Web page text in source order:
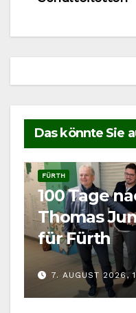
Das könnte Sie
FÜRTH
100 Tage
Thomas
für Fürth
7. AUGUST 2026,